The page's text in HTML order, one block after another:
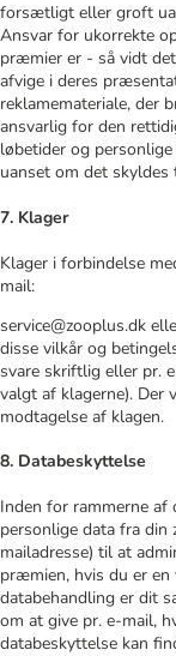
forsætligt eller groft
Ansvar for ukorrekte
præmier er - så vidt
afvige i deres
reklamemateriale, der
ansvarlig for den
løbetider og
uanset om det
7. Klager
Klager i forbindelse
mail:
service@zooplus.dk
disse vilkår og
svare skriftlig eller pr.
valgt af klagerne). Der
modtagelse af klagen.
8. Databeskyttelse
Inden for rammerne af
personlige data fra
mailadresse) til at
præmien, hvis du er
databehandling er dit
om at give pr. e-mail,
databeskyttelse kan